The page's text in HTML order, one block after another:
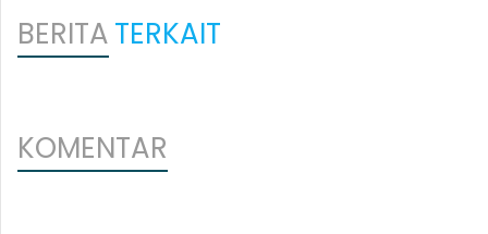
BERITATERKAIT
KOMENTAR